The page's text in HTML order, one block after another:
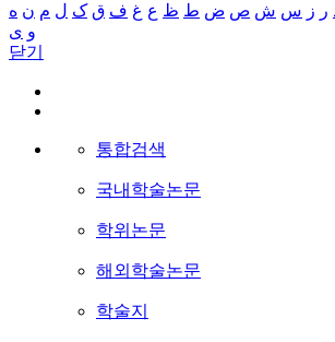
ر ز س ش ص ض ط ظ ع غ ف ق ک ل م ن ه
و ی
닫기
통합검색
국내학술논문
학위논문
해외학술논문
학술지